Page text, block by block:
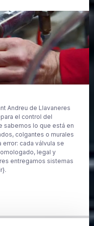
Andreu de Llavaneres
el control del
sabemos lo que está en
colgantes o murales
cada válvula se
legal y
entregamos sistemas